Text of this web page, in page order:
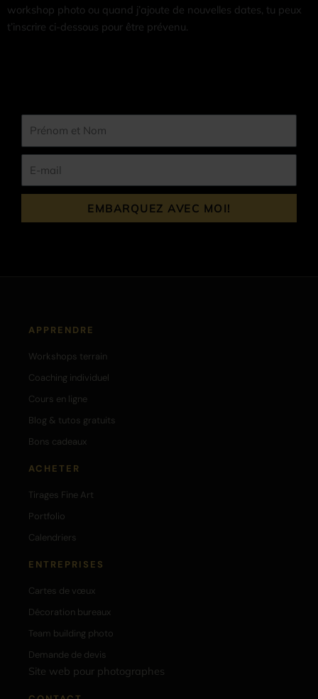
workshop photo ou quand j’ajoute de nouvelles dates, tu peux
t’inscrire ci-dessous pour être prévenu.
Nom
mail
EMBARQUEZ AVEC MOI!
APPRENDRE
Workshops terrain
Coaching individuel
Cours en ligne
Blog & tutos gratuits
Bons cadeaux
ACHETER
Tirages Fine Art
Portfolio
Calendriers
ENTREPRISES
Cartes de vœux
Décoration bureaux
Team building photo
Demande de devis
Site web pour photographes